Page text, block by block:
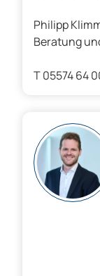
Philipp
Beratung
T 05574 64